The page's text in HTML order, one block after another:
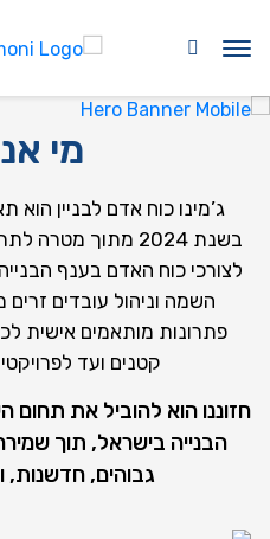
צרו
מי
ג’מינו כוח אדם לבניין
בשנת 2024 מתוך
לצורכי כוח האדם בענף
השמה וניהול עובדים זרים
פתרונות מותאמים אישית
קטנים ועד
חזוננו הוא להוביל את
הבנייה בישראל, תוך
גבוהים, חדשנות,